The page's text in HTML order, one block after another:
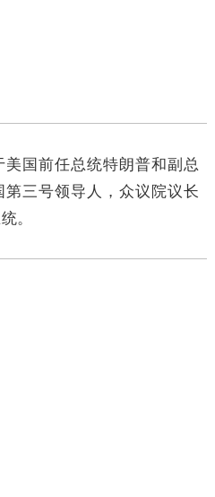
国前任总统特朗普和副总
三号领导人，众议院议长
。